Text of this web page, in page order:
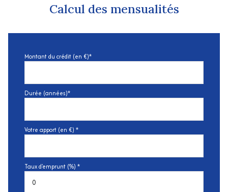
Calcul des mensualités
Montant du crédit (en €)*
Durée (années)*
Votre apport (en €) *
Taux d'emprunt (%) *